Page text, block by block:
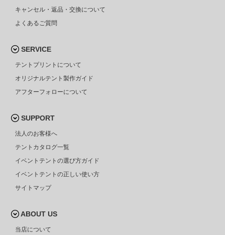
キャンセル・返品・交換について
よくあるご質問
SERVICE
テントプリントについて
オリジナルテント製作ガイド
アフターフォローについて
SUPPORT
法人のお客様へ
テントカタログ一覧
イベントテントの選び方ガイド
イベントテントの正しい使い方
サイトマップ
ABOUT US
当店について